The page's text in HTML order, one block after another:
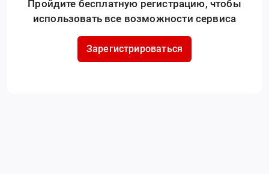
Пройдите бесплатную регистрацию, чтобы
использовать все возможности сервиса
Зарегистрироваться